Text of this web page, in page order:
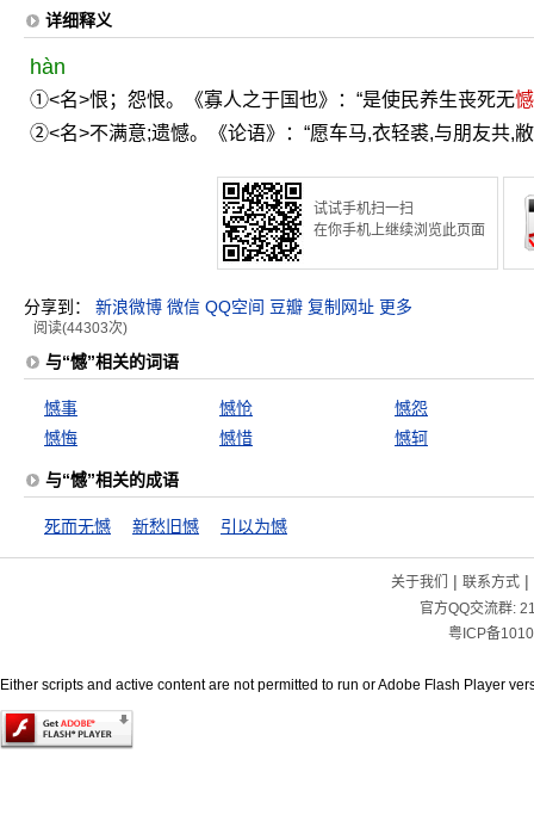
详细释义
hàn
①<名>恨；怨恨。《寡人之于国也》：“是使民养生丧死无憾
②<名>不满意;遗憾。《论语》：“愿车马,衣轻裘,与朋友共,
试试手机扫一扫
在你手机上继续浏览此页面
分享到： 新浪微博 微信 QQ空间 豆瓣 复制网址 更多
阅读(44303次)
与“憾”相关的词语
憾事 憾怆
憾怨
憾悔
憾惜 憾轲
与“憾”相关的成语
死而无憾 新愁旧憾 引以为憾
关于我们 | 联系方式|
官方QQ交流群:
粤ICP备
Either scripts and active content are not permitted to run or Adobe Flash Player